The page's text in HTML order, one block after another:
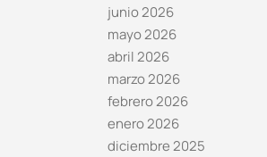
junio 2026
mayo 2026
abril 2026
marzo 2026
febrero 2026
enero 2026
diciembre 2025